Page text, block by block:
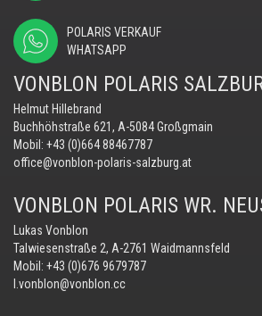
POLARIS VERKAUF
WHATSAPP
VONBLON POLARIS
Helmut Hillebrand
Buchhöhstraße 621, A-5084 Großgmain
Mobil: +43 (0)664 88467787
office@vonblon-polaris-salzburg.at
VONBLON POLARIS WR.
Lukas Vonblon
Talwiesenstraße 2, A-2761 Waidmannsfeld
Mobil: +43 (0)676 9679787
l.vonblon@vonblon.cc